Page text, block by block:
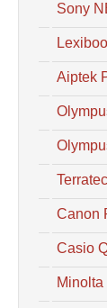
Sony
Aiptek
Canon
Casio